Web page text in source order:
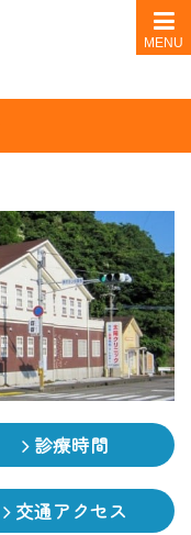
MENU
診療時間
交通アクセス